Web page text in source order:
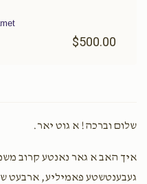
$2,000.00
$500.00
שלום וברכה! א גוט יאר.
איך האב א גאר נאנטע קרוב
געבענטשטע פאמיליע, ארבעט